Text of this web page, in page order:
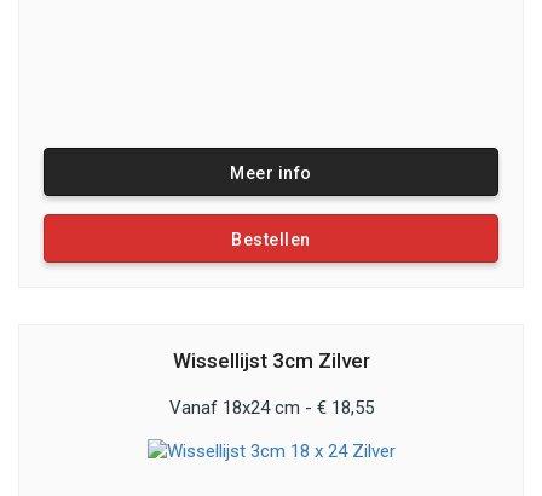
Meer info
Bestellen
Wissellijst 3cm Zilver
Vanaf 18x24 cm - € 18,55